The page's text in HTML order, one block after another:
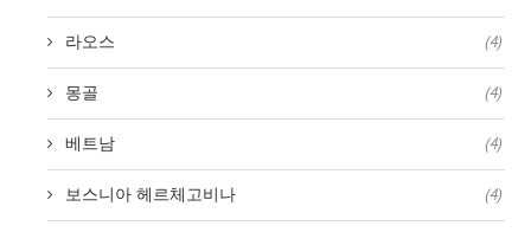
라오스 (4)
몽골 (4)
베트남 (4)
보스니아 헤르체고비나 (4)